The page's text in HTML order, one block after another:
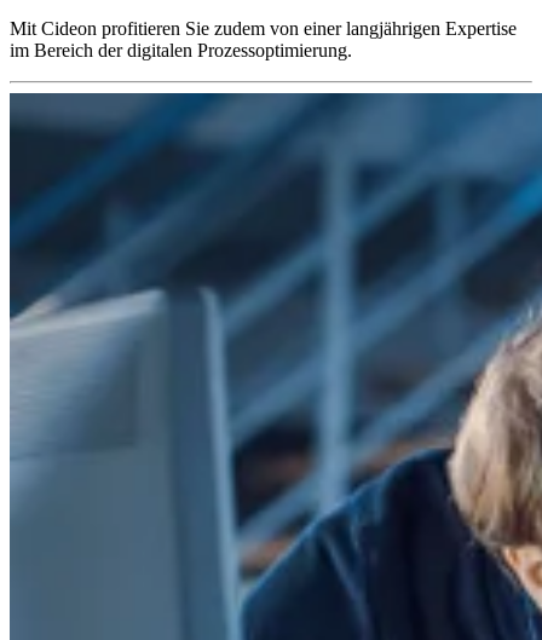
Mit Cideon profitieren Sie zudem von einer langjährigen Expertise
im Bereich der digitalen Prozessoptimierung.